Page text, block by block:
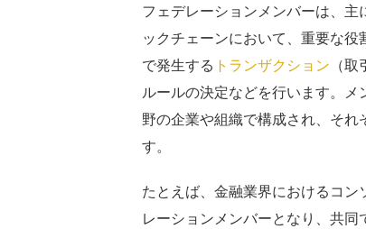
フェデレーションメンバーは、
ックチェーンにおいて、重要な
で発生する トランザクション （
ルールの決定などを行います。
野の企業や組織で構成され、そ
す。
たとえば、金融業界におけるコ
レーションメンバーとなり、共